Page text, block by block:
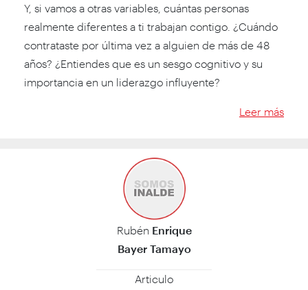
Y, si vamos a otras variables, cuántas personas
realmente diferentes a ti trabajan contigo. ¿Cuándo
contrataste por última vez a alguien de más de 48
años? ¿Entiendes que es un sesgo cognitivo y su
importancia en un liderazgo influyente?
Leer más
Rubén Enrique
Bayer Tamayo
Articulo